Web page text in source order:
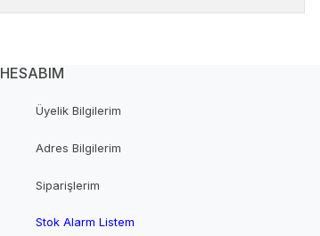
HESABIM
Üyelik Bilgilerim
Adres Bilgilerim
Siparişlerim
Stok Alarm Listem